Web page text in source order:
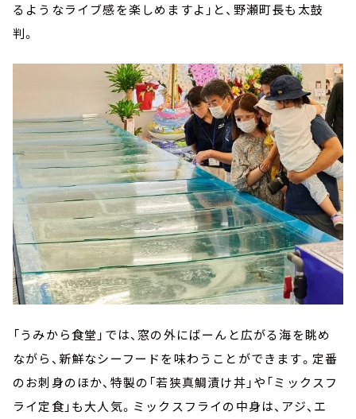
るようなライブ感を楽しめますよ」と、野瀬町長も太鼓
判。
「うみから食堂」では、窓の外にばーんと広がる海を眺め
ながら、新鮮なシーフードを味わうことができます。定番
のお刺身のほか、特製の「若狭真鯛漬け丼」や「ミックスフ
ライ定食」も大人気。ミックスフライの中身は、アジ、エ